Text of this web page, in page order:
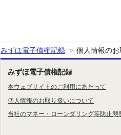
みずほ電子債権記録 > 個人情報の
みずほ電子債権記録
本ウェブサイトのご利用にあたって
個人情報のお取り扱いについて
当社のマネー・ローンダリング等防止態